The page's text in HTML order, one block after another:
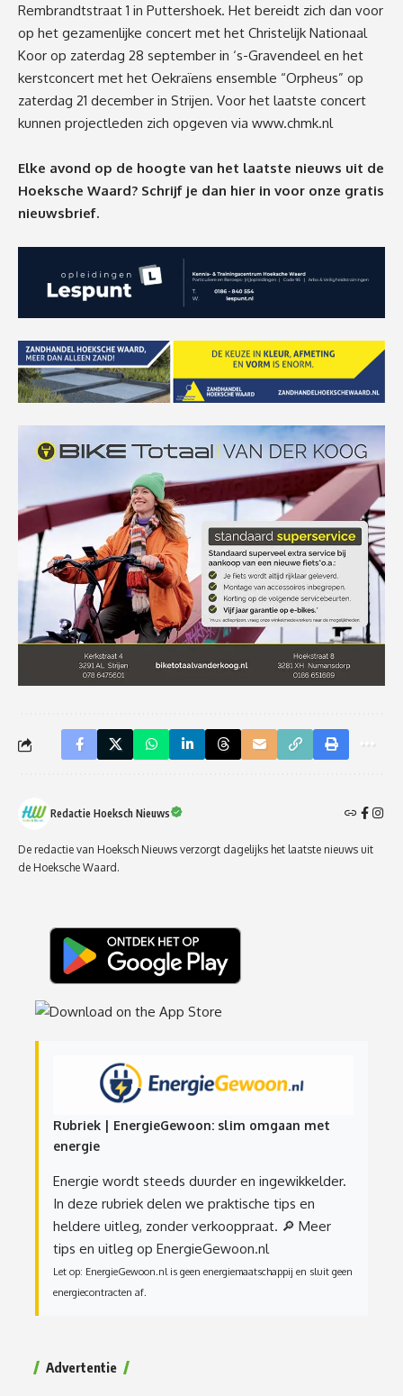
Rembrandtstraat 1 in Puttershoek. Het bereidt zich dan voor
op het gezamenlijke concert met het Christelijk Nationaal
Koor op zaterdag 28 september in ‘s-Gravendeel en het
kerstconcert met het Oekraïens ensemble “Orpheus” op
zaterdag 21 december in Strijen. Voor het laatste concert
kunnen projectleden zich opgeven via www.chmk.nl
Elke avond op de hoogte van het laatste nieuws uit de
Hoeksche Waard? Schrijf je dan hier in voor onze gratis
nieuwsbrief.
Redactie Hoeksch Nieuws
De redactie van Hoeksch Nieuws verzorgt dagelijks het laatste nieuws uit
de Hoeksche Waard.
Rubriek | EnergieGewoon: slim omgaan met
energie
Energie wordt steeds duurder en ingewikkelder.
In deze rubriek delen we praktische tips en
heldere uitleg, zonder verkooppraat. 🔎 Meer
tips en uitleg op EnergieGewoon.nl
Let op: EnergieGewoon.nl is geen energiemaatschappij en sluit geen
energiecontracten af.
Advertentie